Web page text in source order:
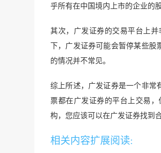
乎所有在中国境内上市的企业的
其次，广发证券的交易平台上
下，广发证券可能会暂停某些股
的情况并不常见。
综上所述，广发证券是一个非常
票都在广发证券的平台上交易
构，您应该可以在广发证券找到
相关内容扩展阅读: